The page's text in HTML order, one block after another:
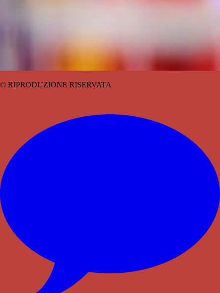
© RIPRODUZIONE RISERVATA